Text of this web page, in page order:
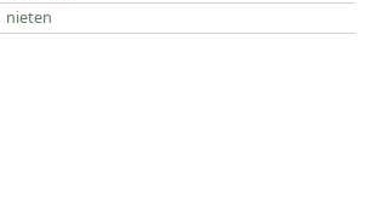
nieten